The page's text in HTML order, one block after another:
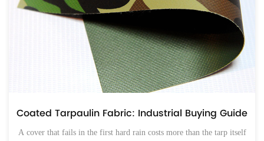
Guide
the tarp itself
المشمع المشارب: دليل المشتري الصناعي
الذي يتسرب في أول أمطار غزيرة يكلف البضائع